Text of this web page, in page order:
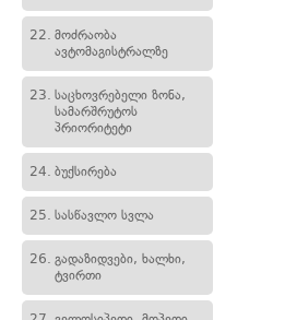
22. მოძრაობა
ავტომაგისტრალზე
23. საცხოვრებელი ზონა,
სამარშრუტოს
პრიორიტეტი
24. ბუქსირება
25. სასწავლო სვლა
26. გადაზიდვები, ხალხი,
ტვირთი